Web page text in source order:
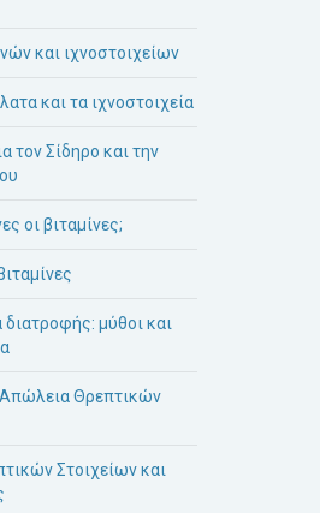
και ιχνοστοιχείων
και τα ιχνοστοιχεία
τον Σίδηρο και την
οι βιταμίνες;
μύθοι και
Απώλεια Θρεπτικών
Στοιχείων και